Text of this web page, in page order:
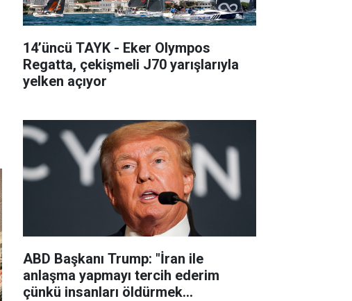
14’üncü TAYK - Eker Olympos
Regatta, çekişmeli J70 yarışlarıyla
yelken açıyor
ABD Başkanı Trump: "İran ile
anlaşma yapmayı tercih ederim
çünkü insanları öldürmek